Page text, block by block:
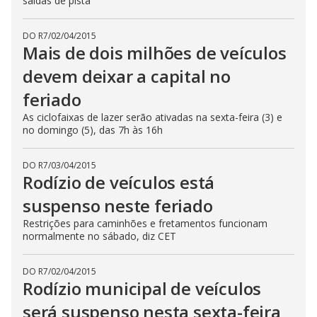
DO R7/02/04/2015
Mais de dois milhões de veículos
devem deixar a capital no
feriado
As ciclofaixas de lazer serão ativadas na sexta-feira (3) e
no domingo (5), das 7h às 16h
DO R7/03/04/2015
Rodízio de veículos está
suspenso neste feriado
Restrições para caminhões e fretamentos funcionam
normalmente no sábado, diz CET
DO R7/02/04/2015
Rodízio municipal de veículos
será suspenso nesta sexta-feira